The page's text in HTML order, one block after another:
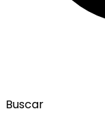
Buscar